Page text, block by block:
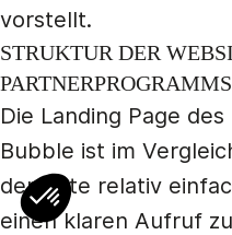
vorstellt.
STRUKTUR DER
Die Landing Page
Bubble ist im
der Liste relativ
einen klaren Aufruf